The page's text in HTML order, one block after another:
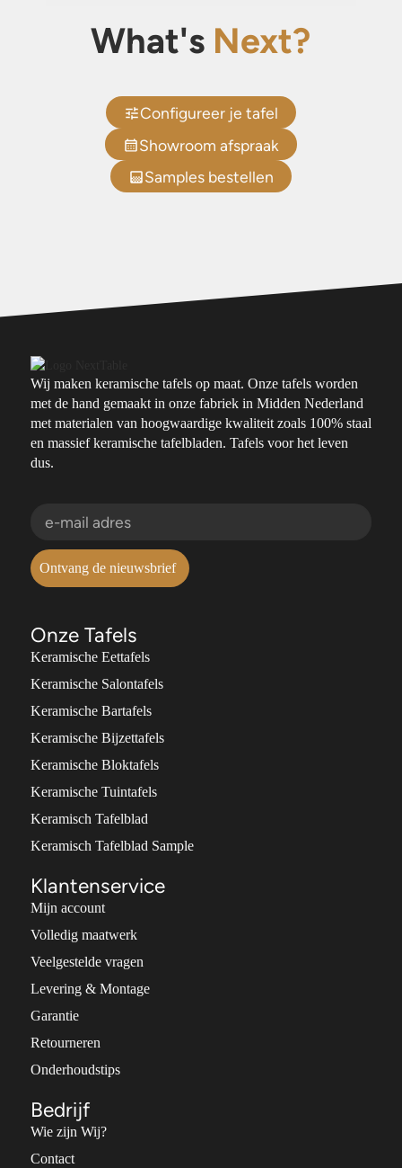
What's Next?
Configureer je tafel
Showroom afspraak
Samples bestellen
Ontvang de nieuwsbrief
Wij maken keramische tafels op maat. Onze tafels worden
met de hand gemaakt in onze fabriek in Midden Nederland
met materialen van hoogwaardige kwaliteit zoals 100% staal
en massief keramische tafelbladen. Tafels voor het leven
dus.
Onze Tafels
Keramische Eettafels
Keramische Salontafels
Keramische Bartafels
Keramische Bijzettafels
Keramische Bloktafels
Keramische Tuintafels
Keramisch Tafelblad
Keramisch Tafelblad Sample
Klantenservice
Mijn account
Volledig maatwerk
Veelgestelde vragen
Levering & Montage
Garantie
Retourneren
Onderhoudstips
Bedrijf
Wie zijn Wij?
Contact